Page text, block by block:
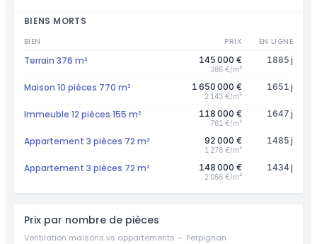
BIENS MORTS
BIEN PRIX EN LIGNE
Terrain 376 m² 145 000 €
386 €/m²
1885 j
Maison 10 pièces 770 m² 1 650 000 €
2 143 €/m²
1651 j
Immeuble 12 pièces 155 m² 118 000 €
761 €/m²
1647 j
Appartement 3 pièces 72 m² 92 000 €
1 278 €/m²
1485 j
Appartement 3 pièces 72 m² 148 000 €
2 056 €/m²
1434 j
Prix par nombre de pièces
Ventilation maisons vs appartements — Perpignan